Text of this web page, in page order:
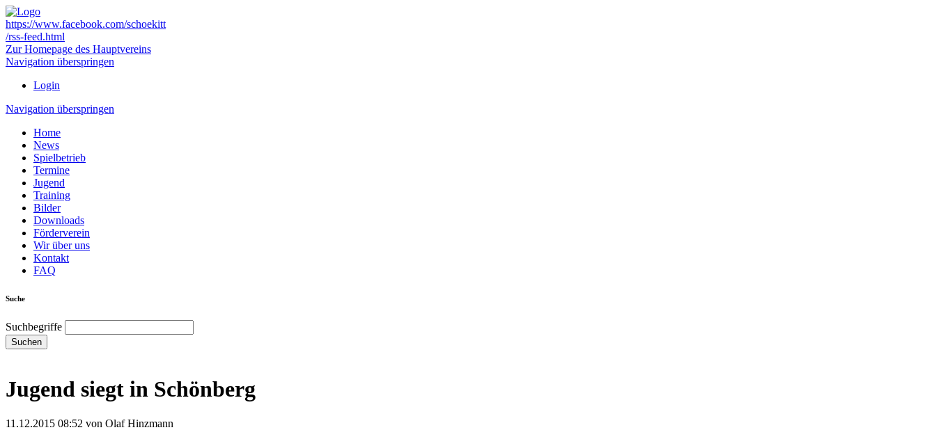
https://www.facebook.com/schoekitt
/rss-feed.html
Zur Homepage des Hauptvereins
Navigation überspringen
Login
Navigation überspringen
Home
News
Spielbetrieb
Termine
Jugend
Training
Bilder
Downloads
Förderverein
Wir über uns
Kontakt
FAQ
Suche
Suchbegriffe
Suchen
Jugend siegt in Schönberg
11.12.2015 08:52 von Olaf Hinzmann